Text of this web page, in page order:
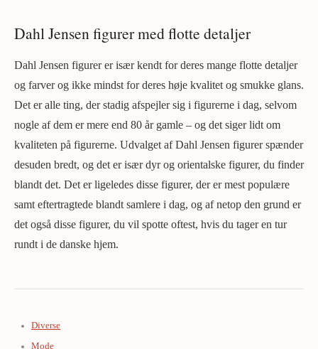
Dahl Jensen figurer med flotte detaljer
Dahl Jensen figurer er især kendt for deres mange flotte detaljer
og farver og ikke mindst for deres høje kvalitet og smukke glans.
Det er alle ting, der stadig afspejler sig i figurerne i dag, selvom
nogle af dem er mere end 80 år gamle – og det siger lidt om
kvaliteten på figurerne. Udvalget af Dahl Jensen figurer spænder
desuden bredt, og det er især dyr og orientalske figurer, du finder
blandt det. Det er ligeledes disse figurer, der er mest populære
samt eftertragtede blandt samlere i dag, og af netop den grund er
det også disse figurer, du vil spotte oftest, hvis du tager en tur
rundt i de danske hjem.
Diverse
Mode